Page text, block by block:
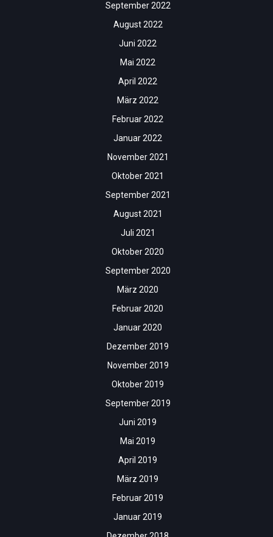
September 2022
August 2022
Juni 2022
Mai 2022
April 2022
März 2022
Februar 2022
Januar 2022
November 2021
Oktober 2021
September 2021
August 2021
Juli 2021
Oktober 2020
September 2020
März 2020
Februar 2020
Januar 2020
Dezember 2019
November 2019
Oktober 2019
September 2019
Juni 2019
Mai 2019
April 2019
März 2019
Februar 2019
Januar 2019